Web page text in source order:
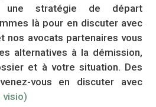
stratégie de départ
là pour en discuter avec
nos avocats partenaires vous
alternatives à la démission,
et à votre situation. Des
vous en discuter avec
visio)